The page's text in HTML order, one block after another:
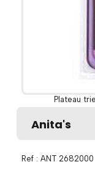
Plateau
Anita's
Ref : ANT 2682000